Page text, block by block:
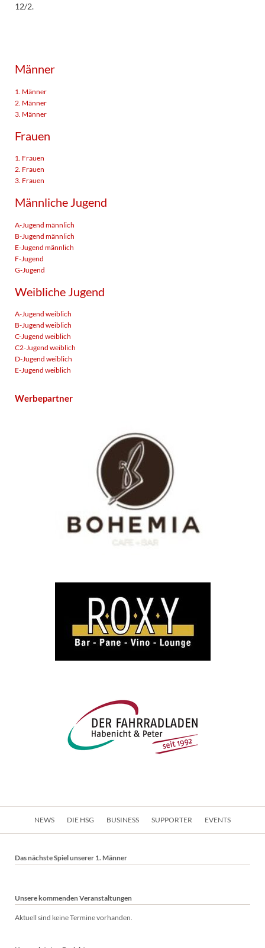
12/2.
Männer
1. Männer
2. Männer
3. Männer
Frauen
1. Frauen
2. Frauen
3. Frauen
Männliche Jugend
A-Jugend männlich
B-Jugend männlich
E-Jugend männlich
F-Jugend
G-Jugend
Weibliche Jugend
A-Jugend weiblich
B-Jugend weiblich
C-Jugend weiblich
C2-Jugend weiblich
D-Jugend weiblich
E-Jugend weiblich
Werbepartner
Navigation
NEWS DIE HSG BUSINESS SUPPORTER EVENTS
Das nächste Spiel unserer 1. Männer
Unsere kommenden Veranstaltungen
Aktuell sind keine Termine vorhanden.